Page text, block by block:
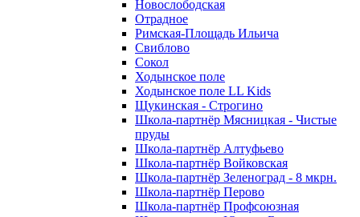
Новослободская
Отрадное
Римская-Площадь Ильича
Свиблово
Сокол
Ходынское поле
Ходынское поле LL Kids
Щукинская - Строгино
Школа-партнёр Мясницкая - Чистые
пруды
Школа-партнёр Алтуфьево
Школа-партнёр Войковская
Школа-партнёр Зеленоград - 8 мкрн.
Школа-партнёр Перово
Школа-партнёр Профсоюзная